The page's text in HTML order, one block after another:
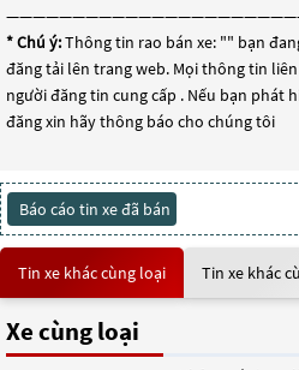
* Chú ý:Thông tin rao bán xe: "" bạn
đăng tải lên trang web. Mọi thông tin
người đăng tin cung cấp . Nếu bạn phát
đăng xin hãy thông báo cho chúng tôi
Báo cáo tin xe đã bán
Tin xe khác cùng loại Tin xe khác
Xe cùng loại